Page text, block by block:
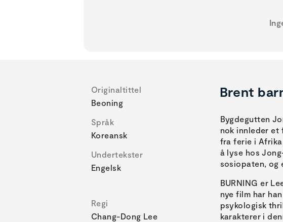
Originaltittel
Beoning
Språk
Koreansk
Undertekster
Engelsk
Regi
Chang-Dong Lee
Brent
Bygdegutten
nok innleder et
fra ferie i Afrika
å lyse hos
sosiopaten, og
BURNING er
nye film har
psykologisk
karakterer i